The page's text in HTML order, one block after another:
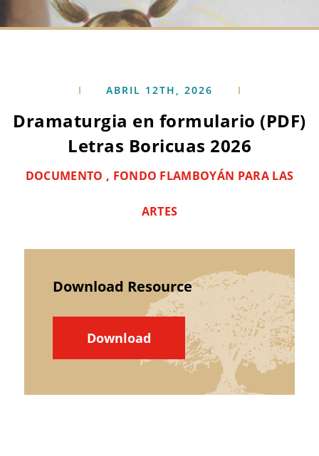
ABRIL 12TH, 2026
Dramaturgia en formulario (PDF)
Letras Boricuas 2026
DOCUMENTO , FONDO FLAMBOYÁN PARA LAS
ARTES
Download Resource
Download